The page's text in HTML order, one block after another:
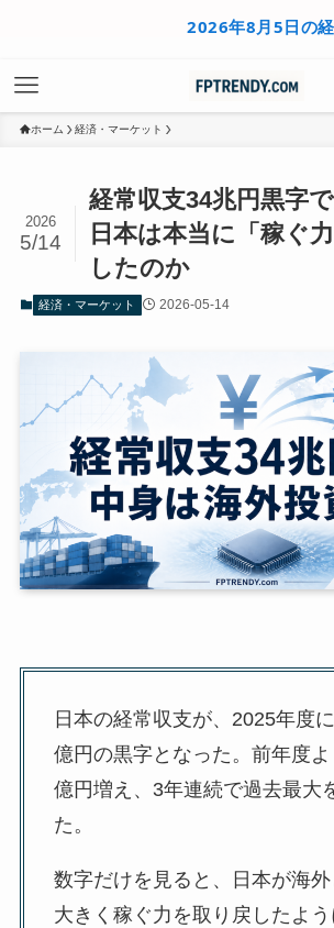
2026年8月5日の経済ニュ
ホーム 経済・マーケット
経常収支34兆円黒字
日本は本当に「稼ぐ
したのか
2026
5/14
経済・マーケット 2026-05-14
日本の経常収支が、2025年度
億円の黒字となった。前年度
億円増え、3年連続で過去最大
た。
数字だけを見ると、日本が海
大きく稼ぐ力を取り戻したよう